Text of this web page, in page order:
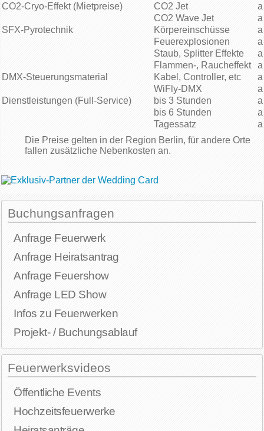
CO2-Cryo-Effekt (Mietpreise)
CO2 Jet
CO2 Wave Jet
SFX-Pyrotechnik
Körpereinschüsse
Feuerexplosionen
Staub, Splitter Effekte
Flammen-, Raucheffekt
DMX-Steuerungsmaterial
Kabel, Controller, etc
WiFly-DMX
Dienstleistungen (Full-Service)
bis 3 Stunden
bis 6 Stunden
Tagessatz
Die Preise gelten in der Region Berlin, für andere Orte
fallen zusätzliche Nebenkosten an.
Buchungsanfragen
Anfrage Feuerwerk
Anfrage Heiratsantrag
Anfrage Feuershow
Anfrage LED Show
Infos zu Feuerwerken
Projekt- / Buchungsablauf
Feuerwerksvideos
Öffentliche Events
Hochzeitsfeuerwerke